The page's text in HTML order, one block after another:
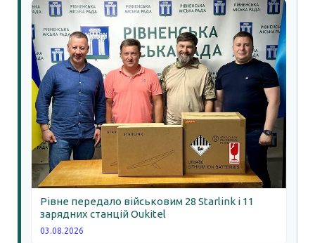
Рівне передало військовим 28 Starlink і 11
зарядних станцій Oukitel
03.08.2026